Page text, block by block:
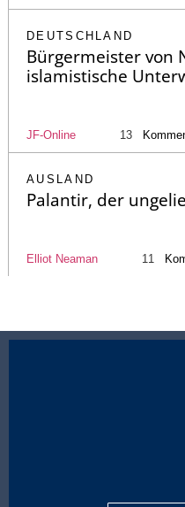
DEUTSCHLAND
Bürgermeister von
islamistische
JF-Online 13
AUSLAND
Palantir, der
Elliot Neaman 11